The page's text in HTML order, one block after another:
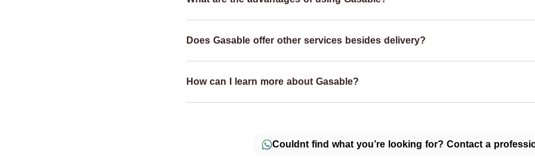
Does Gasable offer other services besides delivery?
How can I learn more about Gasable?
Couldnt find what you’re looking for? Contact a